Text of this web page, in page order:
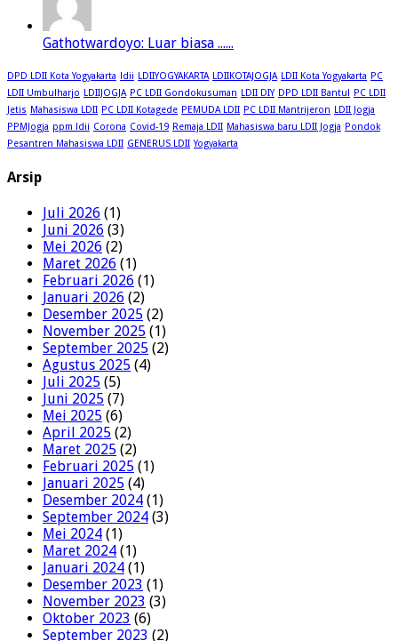
Gathotwardoyo: Luar biasa ......
DPD LDII Kota Yogyakarta ldii LDIIYOGYAKARTA LDIIKOTAJOGJA LDII Kota Yogyakarta PC
LDII Umbulharjo LDIIJOGJA PC LDII Gondokusuman LDII DIY DPD LDII Bantul PC LDII
Jetis Mahasiswa LDII PC LDII Kotagede PEMUDA LDII PC LDII Mantrijeron LDII Jogja
PPMJogja ppm ldii Corona Covid-19 Remaja LDII Mahasiswa baru LDII Jogja Pondok
Pesantren Mahasiswa LDII GENERUS LDII Yogyakarta
Arsip
Juli 2026 (1)
Juni 2026 (3)
Mei 2026 (2)
Maret 2026 (1)
Februari 2026 (1)
Januari 2026 (2)
Desember 2025 (2)
November 2025 (1)
September 2025 (2)
Agustus 2025 (4)
Juli 2025 (5)
Juni 2025 (7)
Mei 2025 (6)
April 2025 (2)
Maret 2025 (2)
Februari 2025 (1)
Januari 2025 (4)
Desember 2024 (1)
September 2024 (3)
Mei 2024 (1)
Maret 2024 (1)
Januari 2024 (1)
Desember 2023 (1)
November 2023 (3)
Oktober 2023 (6)
September 2023 (2)